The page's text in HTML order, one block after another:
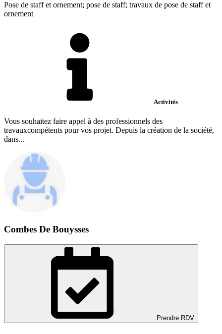
Pose de staff et ornement; pose de staff; travaux de pose de staff et
ornement
Activités
Vous souhaitez faire appel à des professionnels des
travauxcompétents pour vos projet. Depuis la création de la société,
dans...
Combes De Bouysses
Prendre RDV